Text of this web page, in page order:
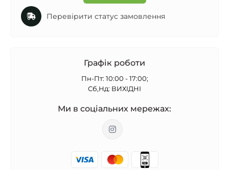
Перевірити статус замовлення
Графік роботи
Пн-Пт: 10:00 - 17:00;
Сб,Нд: ВИХІДНІ
Ми в соціальних мережах: